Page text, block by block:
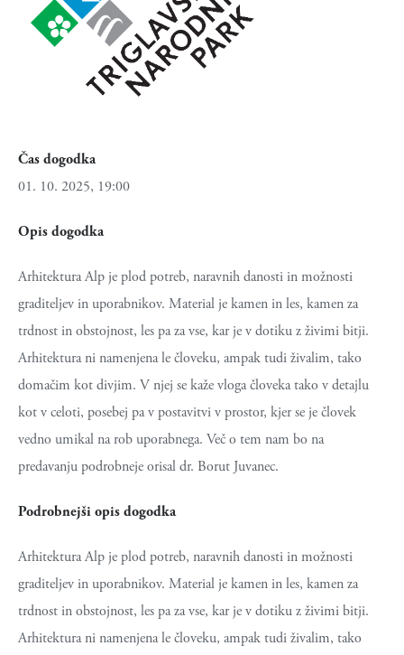
Čas dogodka
01. 10. 2025, 19:00
Opis dogodka
Arhitektura Alp je plod potreb, naravnih danosti in možnosti
graditeljev in uporabnikov. Material je kamen in les, kamen za
trdnost in obstojnost, les pa za vse, kar je v dotiku z živimi bitji.
Arhitektura ni namenjena le človeku, ampak tudi živalim, tako
domačim kot divjim. V njej se kaže vloga človeka tako v detajlu
kot v celoti, posebej pa v postavitvi v prostor, kjer se je človek
vedno umikal na rob uporabnega. Več o tem nam bo na
predavanju podrobneje orisal dr. Borut Juvanec.
Podrobnejši opis dogodka
Arhitektura Alp je plod potreb, naravnih danosti in možnosti
graditeljev in uporabnikov. Material je kamen in les, kamen za
trdnost in obstojnost, les pa za vse, kar je v dotiku z živimi bitji.
Arhitektura ni namenjena le človeku, ampak tudi živalim, tako